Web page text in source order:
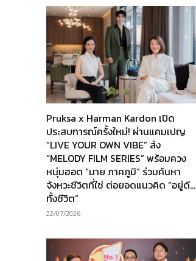
Pruksa x Harman Kardon เปิด
ประสบการณ์ครั้งใหม่! ผ่านแคมเปญ
“LIVE YOUR OWN VIBE” ส่ง
“MELODY FILM SERIES” พร้อมควง
หนุ่มฮอต “มาย ภาคภูมิ” ร่วมค้นหา
จังหวะชีวิตที่ใช่ ต่อยอดแนวคิด “อยู่ดี…
ทั้งชีวิต”
22/07/2026